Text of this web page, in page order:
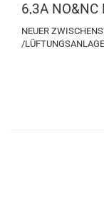
6,3A NO&NC
NEUER
/